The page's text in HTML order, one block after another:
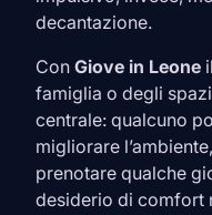
decantazione.
Con Giove in Leone
famiglia o degli
centrale: qualcuno
migliorare
prenotare qualche
desiderio di comfort